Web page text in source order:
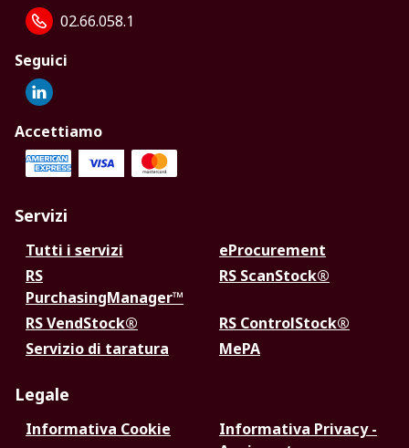
02.66.058.1
Seguici
Accettiamo
Servizi
Tutti i servizi
eProcurement
RS
PurchasingManager™
RS ScanStock®
RS VendStock®
RS ControlStock®
Servizio di taratura
MePA
Legale
Informativa Cookie
Informativa Privacy -